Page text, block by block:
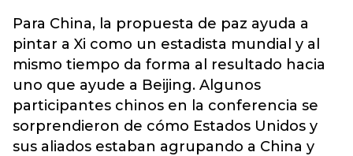
Para China, la propuesta de paz ayuda a
pintar a Xi como un estadista mundial y al
mismo tiempo da forma al resultado hacia
uno que ayude a Beijing. Algunos
participantes chinos en la conferencia se
sorprendieron de cómo Estados Unidos y
sus aliados estaban agrupando a China y